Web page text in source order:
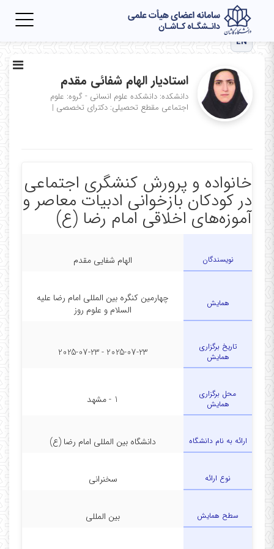
EN
استادیار الهام شفائی مقدم
دانشکده: دانشکده علوم انسانی - گروه: علوم
اجتماعی مقطع تحصیلی: دکترای تخصصی |
خانواده و پرورش کنشگری اجتماعی
در کودکان بازخوانی ادبیات معاصر و
آموزه‌های اخلاقی امام رضا (ع)
نویسندگان الهام شفایی مقدم
همایش
چهارمین کنگره بین المللی امام رضا علیه
السلام و علوم روز
تاریخ برگزاری
همایش
2025-07-23 - 2025-07-23
محل برگزاری
همایش
1 - مشهد
ارائه به نام دانشگاه دانشگاه بین المللی امام رضا (ع)
نوع ارائه سخنرانی
سطح همایش بین المللی